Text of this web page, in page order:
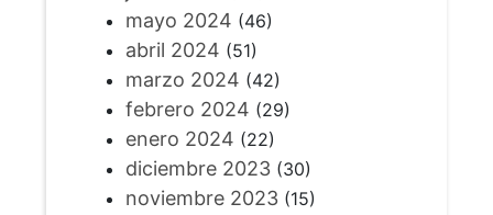
mayo 2024 (46)
abril 2024 (51)
marzo 2024 (42)
febrero 2024 (29)
enero 2024 (22)
diciembre 2023(30)
noviembre 2023(15)